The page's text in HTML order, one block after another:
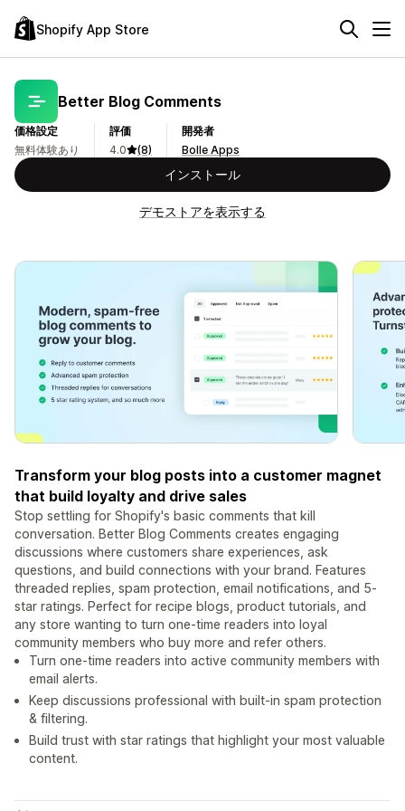
Shopify App Store
Better Blog Comments
価格設定
無料体験あり
評価
4.0
(8)
開発者
Bolle Apps
インストール
デモストアを表示する
Transform your blog posts into a customer magnet
that build loyalty and drive sales
Stop settling for Shopify's basic comments that kill
conversation. Better Blog Comments creates engaging
discussions where customers share experiences, ask
questions, and build connections with your brand. Features
threaded replies, spam protection, email notifications, and 5-
star ratings. Perfect for recipe blogs, product tutorials, and
any store wanting to turn one-time readers into loyal
community members who buy more and refer others.
Turn one-time readers into active community members with
email alerts.
Keep discussions professional with built-in spam protection
& filtering.
Build trust with star ratings that highlight your most valuable
content.